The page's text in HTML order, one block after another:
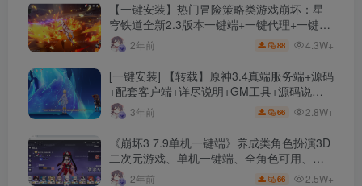
【一键安装】热门冒险策略类游戏崩坏：星
穹铁道全新2.3版本一键端+一键代理+一键启
动+免虚拟机
2年前 88 4.3W+
[一键安装] 【转载】原神3.4真端服务端+源码
+配套客户端+详尽说明+GM工具+源码说明
文件3年前 66 2.8W+
《崩坏3 7.9单机一键端》养成类角色扮演3D
二次元游戏、单机一键端、全角色可用、无
限资源、附带保姆级安装教程
2年前 66 2.5W+